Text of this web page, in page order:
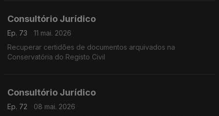
Consultório Jurídico
Ep. 73
11 mai. 2026
Recuperar certidões de documentos arquivados na
Conservatória do Registo Civil
Consultório Jurídico
Ep. 72
08 mai. 2026